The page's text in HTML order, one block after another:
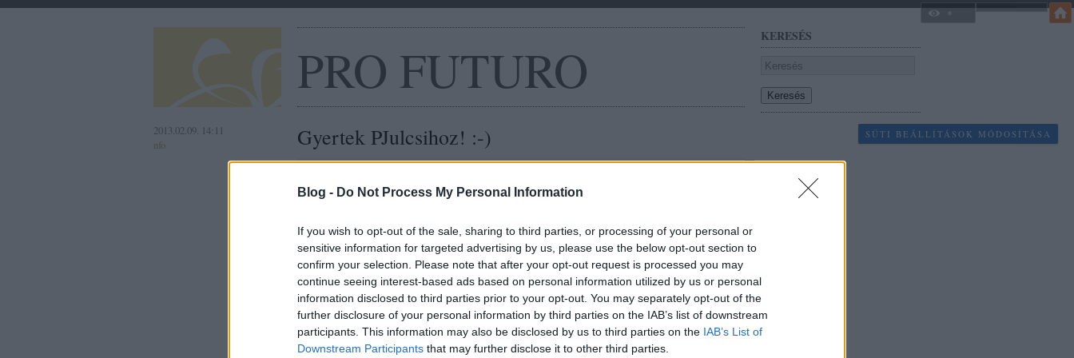
Blog - Do Not Process My Personal Information
If you wish to opt-out of the sale, sharing to third parties, or processing of your personal or
sensitive information for targeted advertising by us, please use the below opt-out section to
confirm your selection. Please note that after your opt-out request is processed you may
continue seeing interest-based ads based on personal information utilized by us or personal
information disclosed to third parties prior to your opt-out. You may separately opt-out of the
further disclosure of your personal information by third parties on the IAB’s list of downstream
participants. This information may also be disclosed by us to third parties on the IAB’s List of
Downstream Participants that may further disclose it to other third parties.
KERESÉS
PRO FUTURO
2013.02.09. 14:11
nfo
Gyertek PJulcsihoz! :-)
Címkék:FOLTVARRÁS
SÜTI BEÁLLÍTÁSOK MÓDOSÍTÁSA